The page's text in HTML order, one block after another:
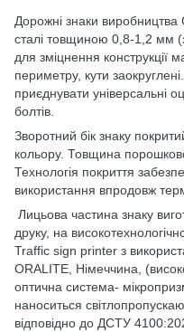
Дорожні знаки виробництва
сталі товщиною 0,8-1,2 мм
для зміцнення конструкції
периметру, кути
приєднувати універсальні
болтів.
Зворотний бік знаку
кольору. Товщина
Технологія покриття
використання впродовж
Лицьова частина знаку
друку, на
Traffic sign printer з
ORALITE, Німеччина,
оптична система-
наноситься
відповідно до ДСТУ